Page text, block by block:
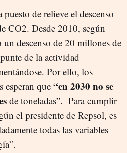
de relieve el descenso
CO2. Desde 2010, según
descenso de 20 millones de
de la actividad
Por ello, los
esperan que “en 2030 no se
de toneladas”. Para cumplir
el presidente de Repsol, es
todas las variables